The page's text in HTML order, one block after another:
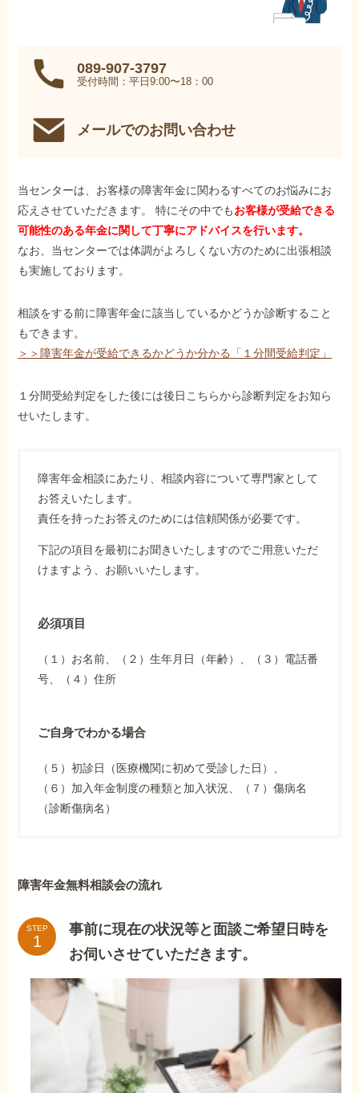
089-907-3797
受付時間：平日9:00〜18：00
メールでのお問い合わせ
当センターは、お客様の障害年金に関わるすべてのお悩みにお
応えさせていただきます。 特にその中でもお客様が受給できる
可能性のある年金に関して丁寧にアドバイスを行います。
なお、当センターでは体調がよろしくない方のために出張相談
も実施しております。
相談をする前に障害年金に該当しているかどうか診断すること
もできます。
＞＞障害年金が受給できるかどうか分かる「１分間受給判定」
１分間受給判定をした後には後日こちらから診断判定をお知ら
せいたします。
障害年金相談にあたり、相談内容について専門家として
お答えいたします。
責任を持ったお答えのためには信頼関係が必要です。
下記の項目を最初にお聞きいたしますのでご用意いただ
けますよう、お願いいたします。
必須項目
（１）お名前、（２）生年月日（年齢）、（３）電話番
号、（４）住所
ご自身でわかる場合
（５）初診日（医療機関に初めて受診した日）、
（６）加入年金制度の種類と加入状況、（７）傷病名
（診断傷病名）
障害年金無料相談会の流れ
STEP
事前に現在の状況等と面談ご希望日時を
お伺いさせていただきます。